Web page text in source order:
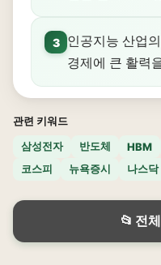
3
인공지능 산업
경제에 큰 활력
관련 키워드
삼성전자
반도체 HBM
코스피
뉴욕증시 나스닥
📂 전